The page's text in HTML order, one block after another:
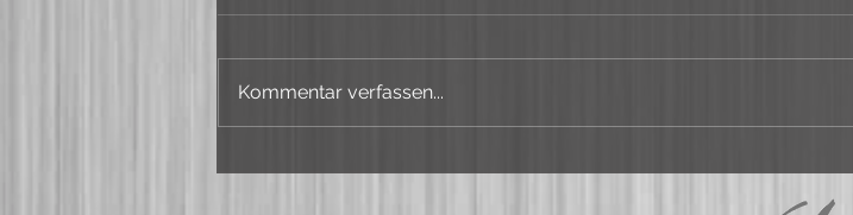
Kommentar verfassen...